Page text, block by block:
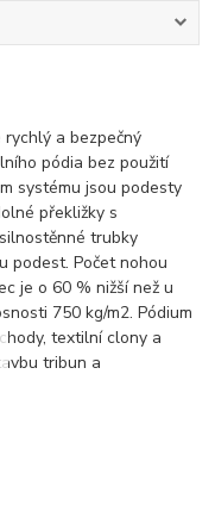
a bezpečný
pódia bez použití
systému jsou podesty
překližky s
trubky
podest. Počet nohou
je o 60 % nižší než u
750 kg/m2. Pódium
textilní clony a
tribun a